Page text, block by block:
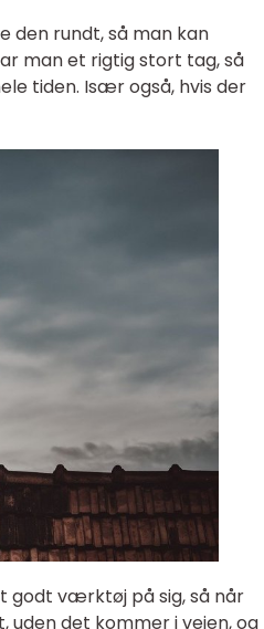
den rundt, så man kan
man et rigtig stort tag, så
tiden. Især også, hvis der
godt værktøj på sig, så når
det kommer i vejen, og